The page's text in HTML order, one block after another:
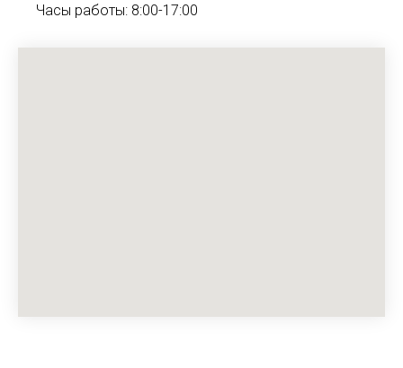
Часы работы: 8:00-17:00